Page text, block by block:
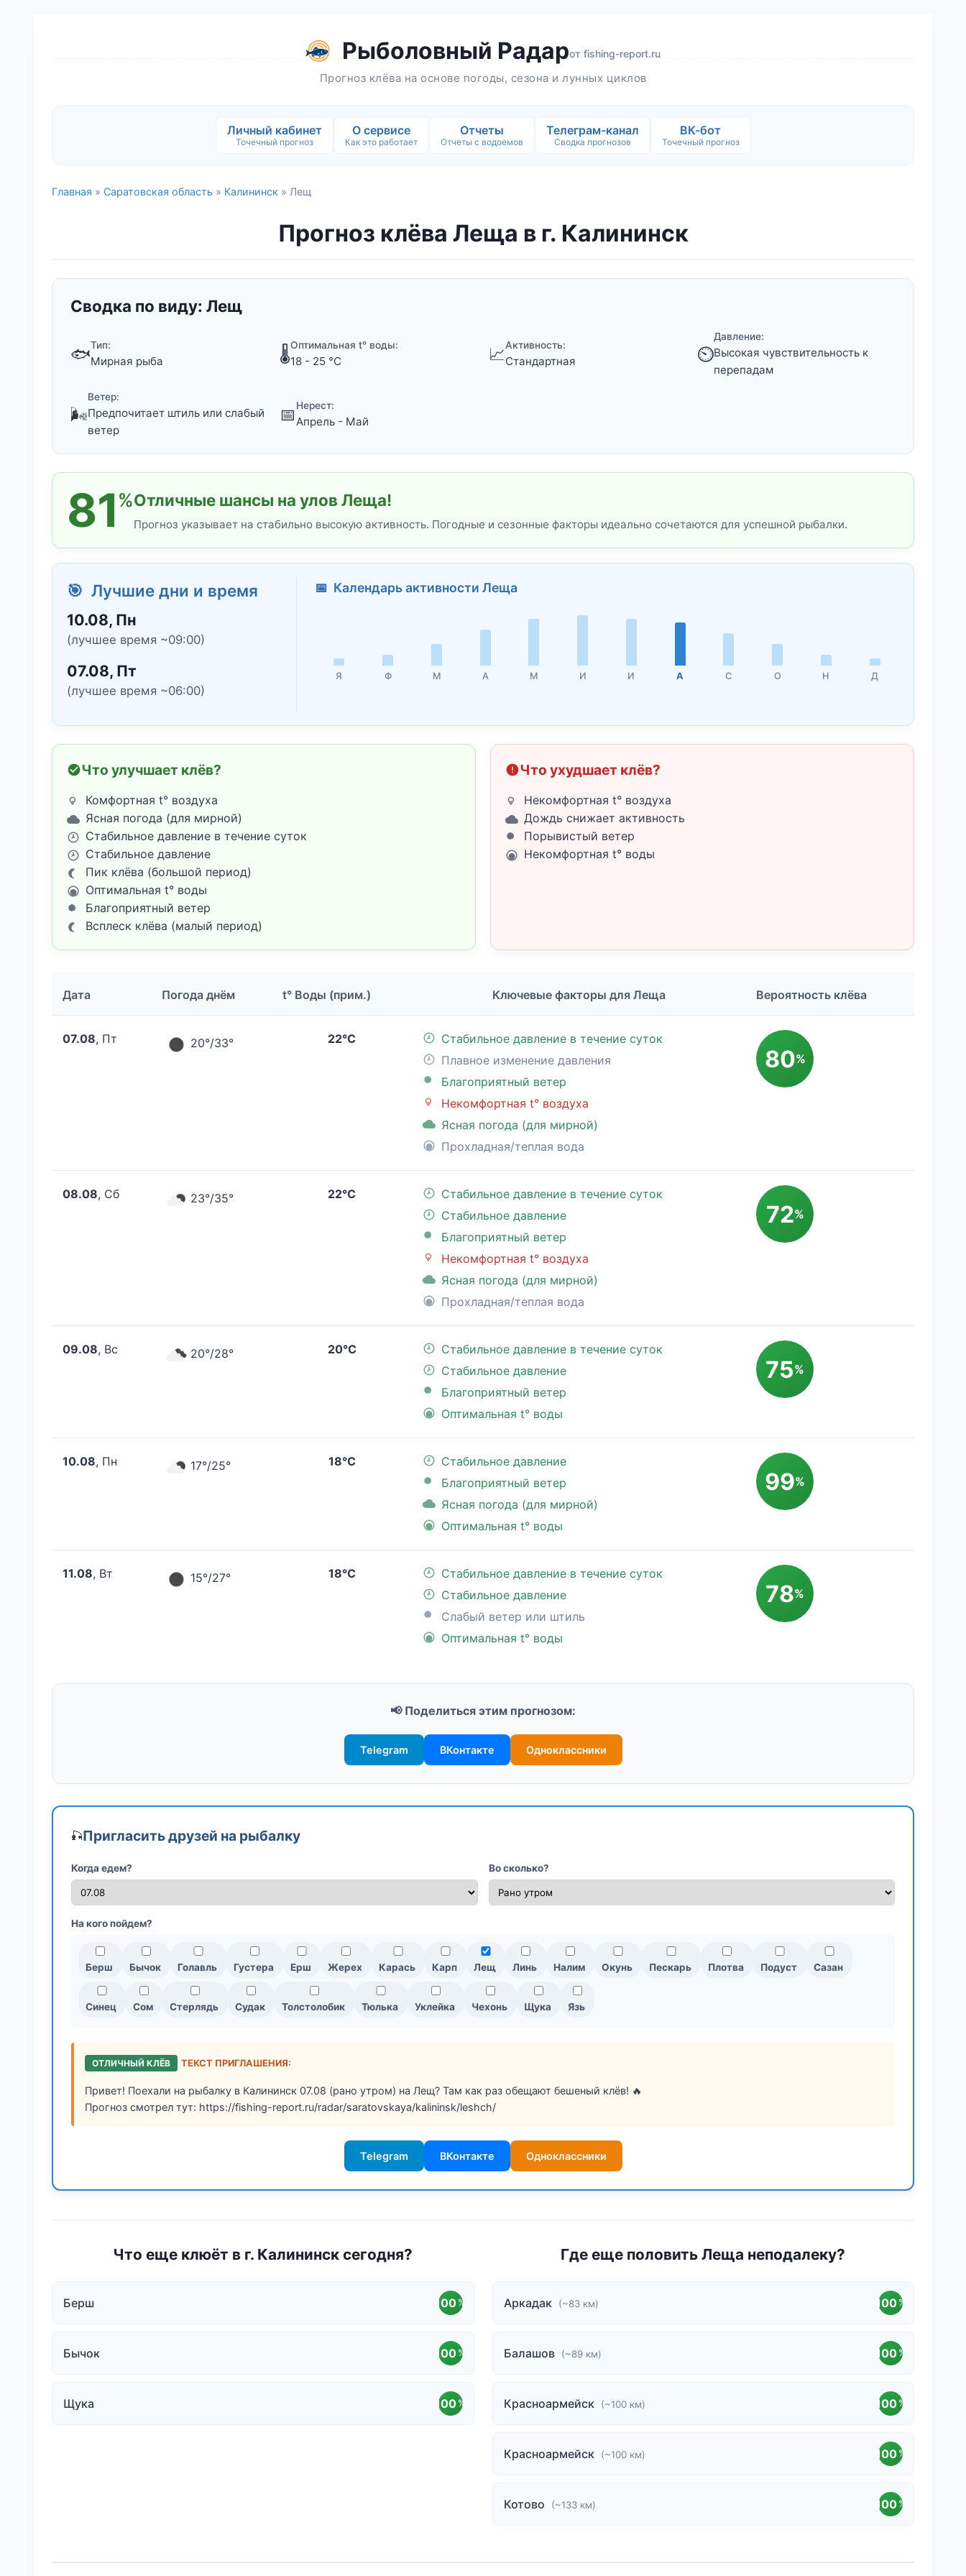
Рыболовный Радарот fishing-report.ru
Прогноз клёва на основе погоды, сезона и лунных циклов
Личный кабинет
Точечный прогноз
О сервисе
Как это работает
Отчеты
Отчеты с водоемов
Телеграм-канал
Сводка прогнозов
ВК-бот
Точечный прогноз
Главная » Саратовская область » Калининск » Лещ
Прогноз клёва Леща в г. Калининск
Сводка по виду: Лещ
🐟Тип:
Мирная рыба 🌡️Оптимальная t° воды:
18 - 25 °C 📈Активность:
Стандартная ⏲️
Давление:
Высокая чувствительность к
перепадам
🌬️
Ветер:
Предпочитает штиль или слабый
ветер
📅 Нерест:
Апрель - Май
81 %Отличные шансы на улов Леща!
Прогноз указывает на стабильно высокую активность. Погодные и сезонные факторы идеально сочетаются для успешной рыбалки.
🎯 Лучшие дни и время
10.08, Пн
(лучшее время ~09:00)
07.08, Пт
(лучшее время ~06:00)
📅 Календарь активности Леща
Я Ф М А М И И А С О Н Д
Что улучшает клёв?
Комфортная t° воздуха
Ясная погода (для мирной)
Стабильное давление в течение суток
Стабильное давление
Пик клёва (большой период)
Оптимальная t° воды
Благоприятный ветер
Всплеск клёва (малый период)
Что ухудшает клёв?
Некомфортная t° воздуха
Дождь снижает активность
Порывистый ветер
Некомфортная t° воды
Дата Погода днём t° Воды (прим.) Ключевые факторы для Леща Вероятность клёва
07.08, Пт 20°/33° 22°C
Стабильное давление в течение суток
Плавное изменение давления
Благоприятный ветер
Некомфортная t° воздуха
Ясная погода (для мирной)
Прохладная/теплая вода
80%
08.08, Сб 23°/35° 22°C
Стабильное давление в течение суток
Стабильное давление
Благоприятный ветер
Некомфортная t° воздуха
Ясная погода (для мирной)
Прохладная/теплая вода
72%
09.08, Вс 20°/28° 20°C
Стабильное давление в течение суток
Стабильное давление
Благоприятный ветер
Оптимальная t° воды
75%
10.08, Пн 17°/25° 18°C
Стабильное давление
Благоприятный ветер
Ясная погода (для мирной)
Оптимальная t° воды
99%
11.08, Вт 15°/27° 18°C
Стабильное давление в течение суток
Стабильное давление
Слабый ветер или штиль
Оптимальная t° воды
78%
📢 Поделиться этим прогнозом:
Telegram ВКонтакте Одноклассники
🎣Пригласить друзей на рыбалку
Когда едем? Во сколько?
На кого пойдем?
Берш Бычок Голавль Густера Ерш Жерех Карась Карп Лещ Линь Налим Окунь Пескарь Плотва Подуст Сазан
Синец Сом Стерлядь Судак Толстолобик Тюлька Уклейка Чехонь Щука Язь
ОТЛИЧНЫЙ КЛЁВ ТЕКСТ ПРИГЛАШЕНИЯ:
Привет! Поехали на рыбалку в Калининск 07.08 (рано утром) на Лещ? Там как раз обещают бешеный клёв! 🔥
Прогноз смотрел тут: https://fishing-report.ru/radar/saratovskaya/kalininsk/leshch/
Telegram ВКонтакте Одноклассники
Что еще клюёт в г. Калининск сегодня?
Берш 100 %
Бычок 100 %
Щука 100 %
Где еще половить Леща неподалеку?
Аркадак (~83 км) 100 %
Балашов (~89 км) 100 %
Красноармейск (~100 км) 100 %
Красноармейск (~100 км) 100 %
Котово (~133 км) 100 %